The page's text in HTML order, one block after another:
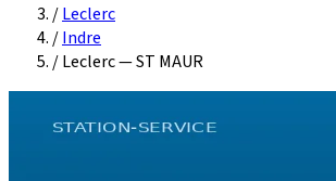
/Leclerc
/Indre
/Leclerc — ST MAUR